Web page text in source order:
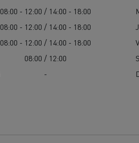
08:00 - 12:00 / 14:00 - 18:00
08:00 - 12:00 / 14:00 - 18:00
08:00 - 12:00 / 14:00 - 18:00
08:00 / 12:00
-